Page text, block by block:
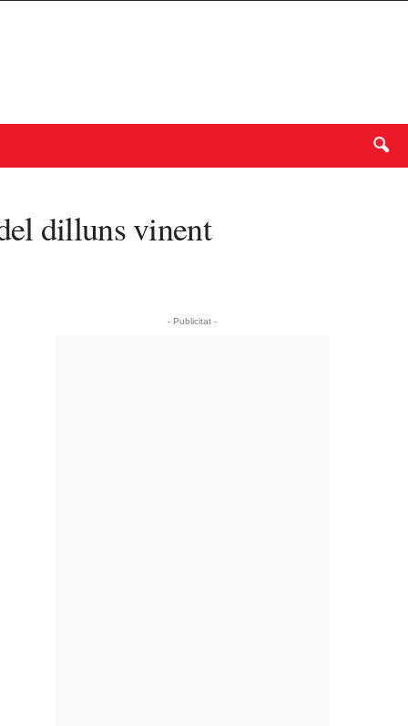
dilluns vinent
- Publicitat -